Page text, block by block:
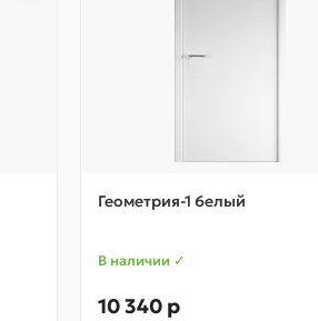
Геометрия-1 6елый
В наличии ✓
10 340 р